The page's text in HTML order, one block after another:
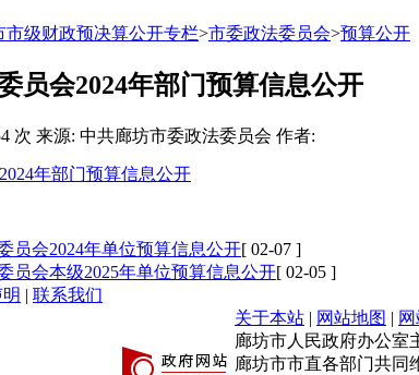
市级财政预决算公开专栏>市委政法委员会>预算公开
员会2024年部门预算信息公开
次 来源: 中共廊坊市委政法委员会 作者:
年部门预算信息公开
员会2024年单位预算信息公开[ 02-07 ]
员会本级2025年单位预算信息公开[ 02-05 ]
| 联系我们
关于本站 | 网站地图 |
廊坊市人民政府办公室
廊坊市市直各部门共同